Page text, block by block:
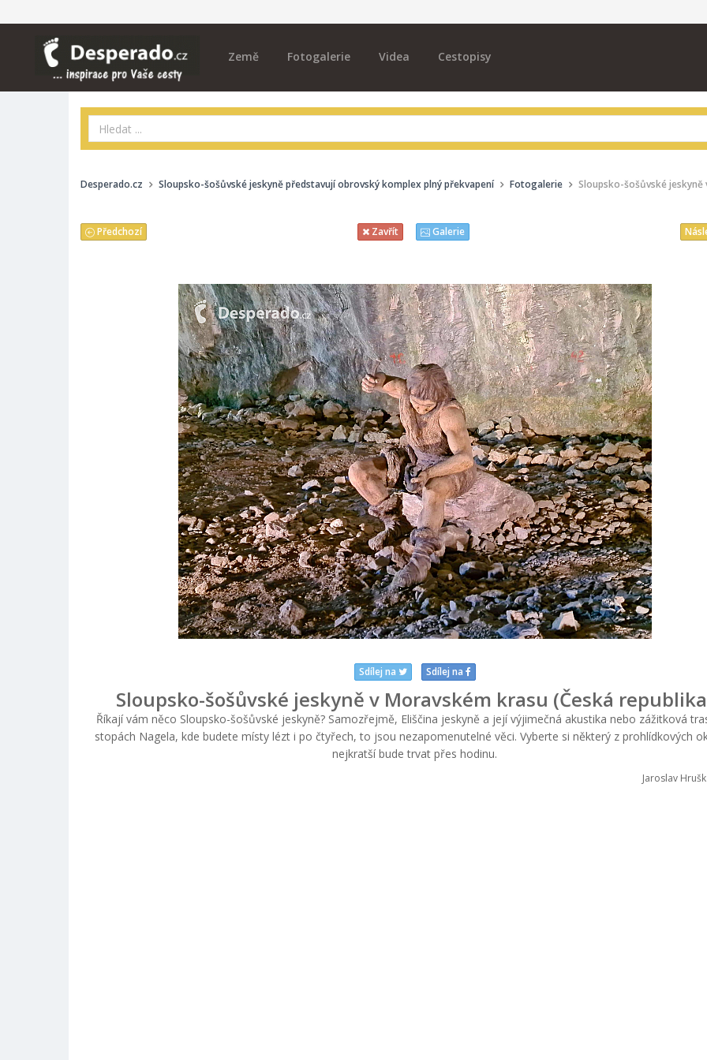
Země Fotogalerie Videa Cestopisy
Desperado.cz Sloupsko-šošůvské jeskyně představují obrovský komplex plný překvapení Fotogalerie Sloupsko-šošůvské jeskyně
Předchozí Zavřít Galerie
Sdílej na Sdílej na
Sloupsko-šošůvské jeskyně v Moravském krasu (Česká
Říkají vám něco Sloupsko-šošůvské jeskyně? Samozřejmě, Eliščina jeskyně a její výjimečná akustika nebo zážitková
stopách Nagela, kde budete místy lézt i po čtyřech, to jsou nezapomenutelné věci. Vyberte si některý z prohlídkových
nejkratší bude trvat přes hodinu.
Jaroslav